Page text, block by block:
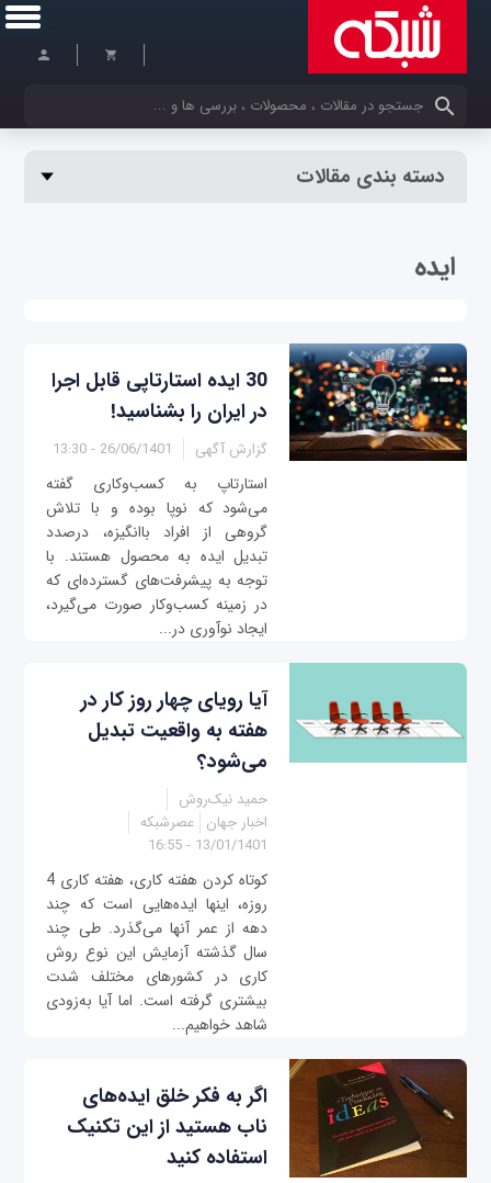
کلمات کلیدی خود را وارد کنید
دسته بندی مقالات
ایده
30 ایده استارتاپی قابل اجرا
در ایران را بشناسید!
گزارش آگهی 26/06/1401 - 13:30
استارتاپ به کسب‌وکاری گفته
می‌شود که نوپا بوده و با تلاش
گروهی از افراد باانگیزه، درصدد
تبدیل ایده به محصول هستند. با
توجه به پیشرفت‌های گسترده‌ای که
در زمینه کسب‌وکار صورت می‌گیرد،
ایجاد نوآوری در...
آیا رویای چهار روز کار در
هفته به واقعیت تبدیل
می‌شود؟
حمید نیک‌روش
اخبار جهان عصرشبکه
13/01/1401 - 16:55
کوتاه کردن هفته کاری، هفته کاری 4
روزه، اینها ایده‌هایی است که چند
دهه از عمر آنها می‌گذرد. طی چند
سال گذشته آزمایش این نوع روش
کاری در کشورهای مختلف شدت
بیشتری گرفته است. اما آیا به‌زودی
شاهد خواهیم...
اگر به فکر خلق ایده‌های
ناب هستید از این تکنیک
استفاده کنید